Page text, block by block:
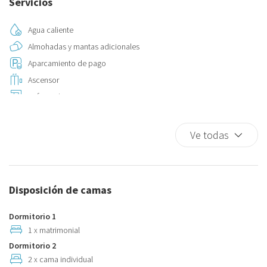
Agua caliente
Almohadas y mantas adicionales
Aparcamiento de pago
Ascensor
Cafetera/ Tetera
Cierres oscuros habitación
Detector de humo
Detector de monóxido de carbono
Esenciales
Extintor
Fogones
Ve todas
Disposición de camas
Dormitorio 1
1 x matrimonial
Dormitorio 2
2 x cama individual